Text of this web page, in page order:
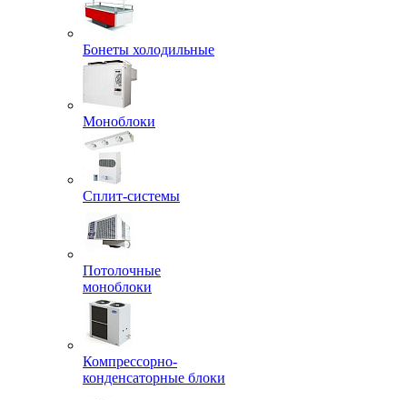
Бонеты холодильные
Моноблоки
Сплит-системы
Потолочные
моноблоки
Компрессорно-
конденсаторные блоки